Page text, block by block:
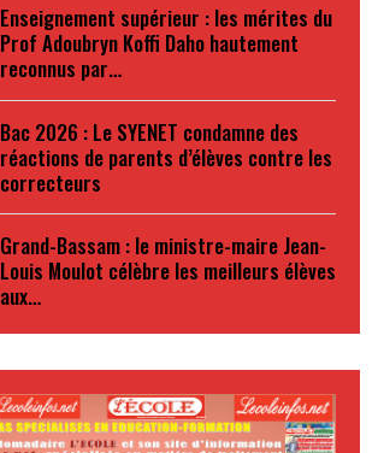
Enseignement supérieur : les mérites du
Prof Adoubryn Koffi Daho hautement
reconnus par…
Bac 2026 : Le SYENET condamne des
réactions de parents d’élèves contre les
correcteurs
Grand-Bassam : le ministre-maire Jean-
Louis Moulot célèbre les meilleurs élèves
aux…